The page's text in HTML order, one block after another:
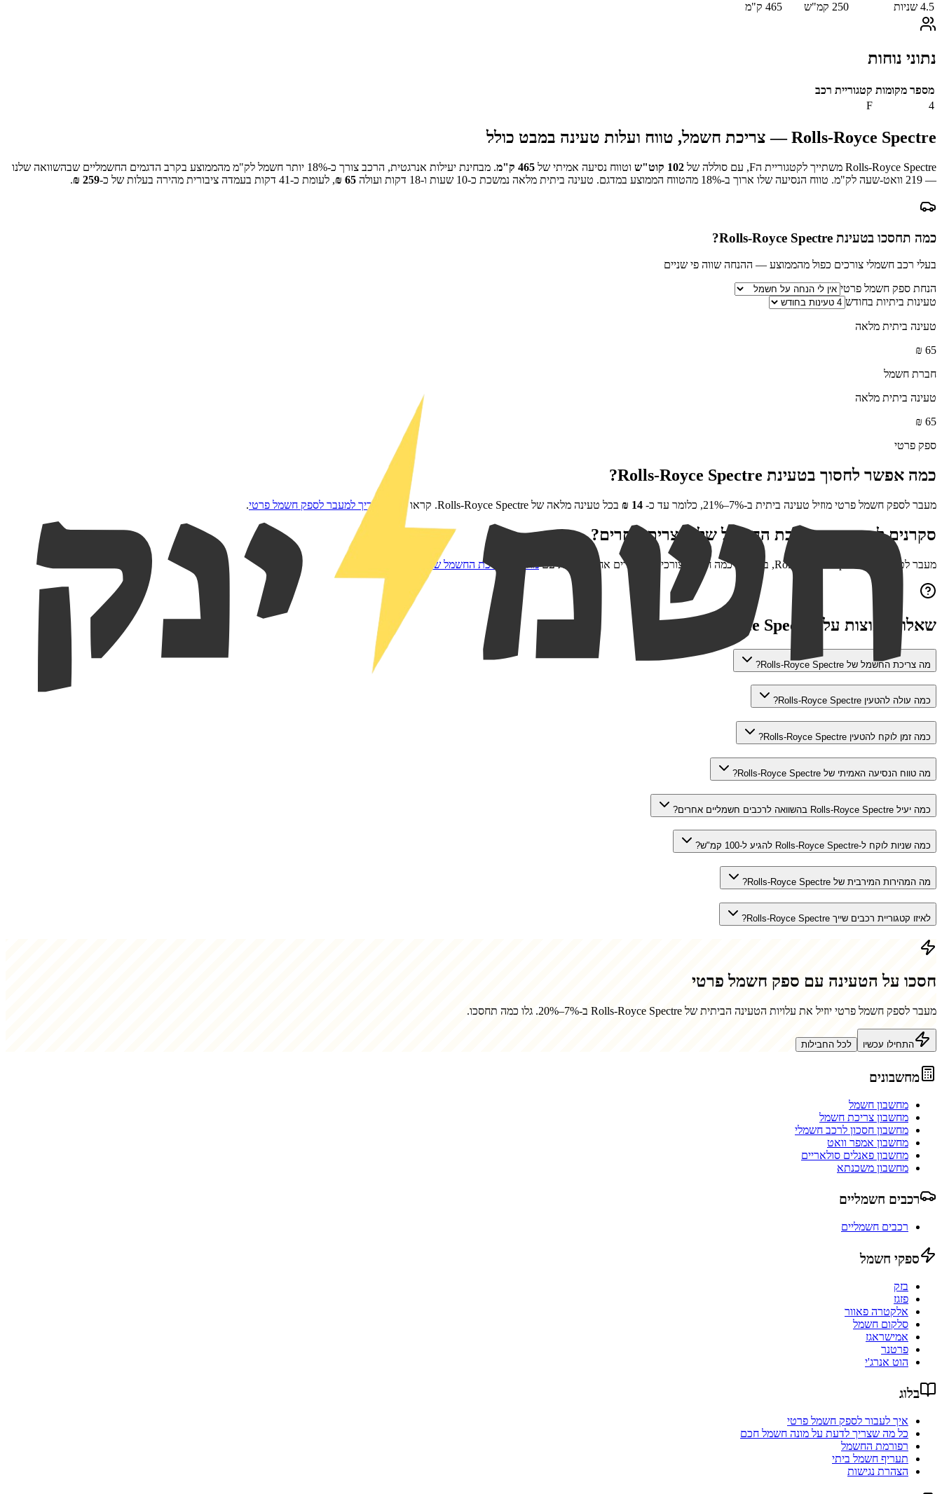
4.5 שניות 250 קמ"ש 465 ק"מ
נתוני נוחות
מספר מקומות קטגוריית רכב
4
F
Rolls-Royce Spectre— צריכת חשמל, טווח ועלות טעינה במבט כולל
Rolls-Royce Spectre משתייך לקטגוריית הF, עם סוללה של 102 קוט"ש וטווח נסיעה אמיתי של 465 ק"מ. מבחינת יעילות אנרגטית, הרכב צורך כ- 18 % יותר חשמל לק"מ מהממוצע בקרב הדגמים החשמליים שבהשוואה שלנו
—
219 וואט-שעה לק"מ. טווח הנסיעה שלו ארוך ב- 18% מהטווח הממוצע במדגם. טעינה ביתית מלאה נמשכת כ-10 שעות ו-18 דקות ועולה 65
₪, לעומת כ-41 דקות בעמדה ציבורית מהירה בעלות של כ-259
₪
.
כמה תחסכו בטעינת Rolls-Royce Spectre
?
בעלי רכב חשמלי צורכים כפול מהממוצע — ההנחה שווה פי שניים
הנחת ספק חשמל פרטי
טעינות ביתיות בחודש
טעינה ביתית מלאה
65
₪
חברת חשמל
טעינה ביתית מלאה
65
₪
ספק פרטי
כמה אפשר לחסוך בטעינת Rolls-Royce Spectre
?
מעבר לספק חשמל פרטי מוזיל טעינה ביתית ב-7%–21%, כלומר עד כ- 14
₪ בכל טעינה מלאה של Rolls-Royce Spectre. קראו את המדריך למעבר לספק חשמל פרטי.
סקרנים לראות מה צריכת החשמל של מוצרים אחרים?
מעבר לטעינת ה- Rolls-Royce Spectre, בדקו גם כמה חשמל צורכים מכשירים אחרים בבית עם מחשבון צריכת החשמל שלנו
שאלות נפוצות על Rolls-Royce Spectre
מה צריכת החשמל של Rolls-Royce Spectre?
כמה עולה להטעין Rolls-Royce Spectre?
כמה זמן לוקח להטעין Rolls-Royce Spectre?
מה טווח הנסיעה האמיתי של Rolls-Royce Spectre?
כמה יעיל Rolls-Royce Spectre בהשוואה לרכבים חשמליים אחרים?
כמה שניות לוקח ל-Rolls-Royce Spectre להגיע ל-100 קמ"ש?
מה המהירות המירבית של Rolls-Royce Spectre?
לאיזו קטגוריית רכבים שייך Rolls-Royce Spectre?
חסכו על הטעינה עם ספק חשמל פרטי
מעבר לספק חשמל פרטי יוזיל את עלויות הטעינה הביתית של Rolls-Royce Spectre ב-7%–20%. גלו כמה תחסכו.
התחילו עכשיו לכל החבילות
מחשבונים
מחשבון חשמל
מחשבון צריכת חשמל
מחשבון חסכון לרכב חשמלי
מחשבון אמפר וואט
מחשבון פאנלים סולאריים
מחשבון משכנתא
רכבים חשמליים
רכבים חשמליים
ספקי חשמל
בזק
פזגז
אלקטרה פאוור
סלקום חשמל
אמישראגז
פרטנר
הוט אנרג'י
בלוג
איך לעבור לספק חשמל פרטי
כל מה שצריך לדעת על מונה חשמל חכם
רפורמת החשמל
תעריף חשמל ביתי
הצהרת נגישות